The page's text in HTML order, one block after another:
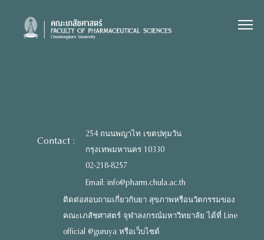
content
Contact :
254 ถนนพญาไท เขตปทุมวัน
กรุงเทพมหานคร 10330
02-218-8257
Email: info@pharm.chula.ac.th
ติดต่อสอบถามเกี่ยวกับยา สุขภาพหรือนวัตกรรมของ
คณะเภสัชศาสตร์ จุฬาลงกรณ์มหาวิทยาลัย ได้ที่ Line
official @guruya หรือเว็บไซต์